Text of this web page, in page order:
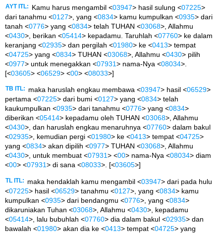
AYT ITL: Kamu harus mengambil <03947> hasil sulung <07225>
dari tanahmu <0127>, yang <0834> kamu kumpulkan <0935> dari
tanah <0776> yang <0834> telah TUHAN <03068>, Allahmu
<0430>, berikan <05414> kepadamu. Taruhlah <07760> ke dalam
keranjang <02935> dan pergilah <01980> ke <0413> tempat
<04725> yang <0834> TUHAN <03068>, Allahmu <0430> pilih
<0977> untuk menegakkan <07931> nama-Nya <08034>.
[<03605> <06529> <00> <08033>]
TB ITL: maka haruslah engkau membawa <03947> hasil <06529>
pertama <07225> dari bumi <0127> yang <0834> telah
kaukumpulkan <0935> dari tanahmu <0776> yang <0834>
diberikan <05414> kepadamu oleh TUHAN <03068>, Allahmu
<0430>, dan haruslah engkau menaruhnya <07760> dalam bakul
<02935>, kemudian pergi <01980> ke <0413> tempat <04725>
yang <0834> akan dipilih <0977> TUHAN <03068>, Allahmu
<0430>, untuk membuat <07931> <00> nama-Nya <08034> diam
<00> <07931> di sana <08033>. [<03605>]
TL ITL: maka hendaklah kamu mengambil <03947> dari pada hulu
<07225> hasil <06529> tanahmu <0127>, yang <0834> kamu
kumpulkan <0935> dari bendangmu <0776>, yang <0834>
dikaruniakan Tuhan <03068>, Allahmu <0430>, kepadamu
<05414>, lalu bubuhlah <07760> dia dalam bakul <02935> dan
bawalah <01980> akan dia ke <0413> tempat <04725> yang